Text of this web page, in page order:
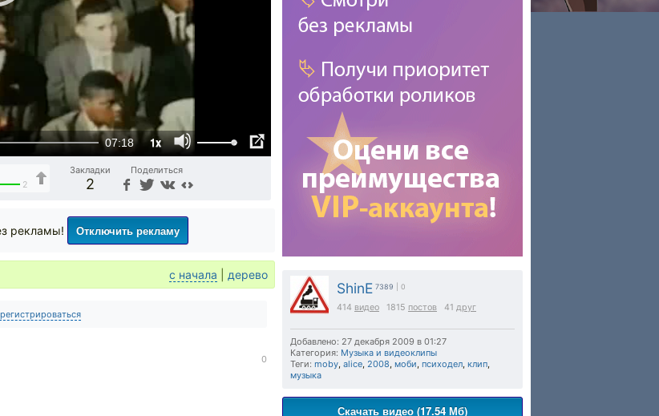
07:18 1x
2
Закладки
2
Поделиться
ShinE 7389 | 0
414 видео 1815 постов 41 друг
Добавлено: 27 декабря 2009 в 01:27
Категория: Музыка и видеоклипы
Теги: moby, alice, 2008, моби, психодел, клип,
музыка
Скачать видео (17.54 Мб)
рекламы! Отключить рекламу
с начала дерево
0